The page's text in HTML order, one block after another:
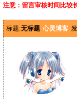
注意：留言审核时间比较
标题:无标题 心灵博客